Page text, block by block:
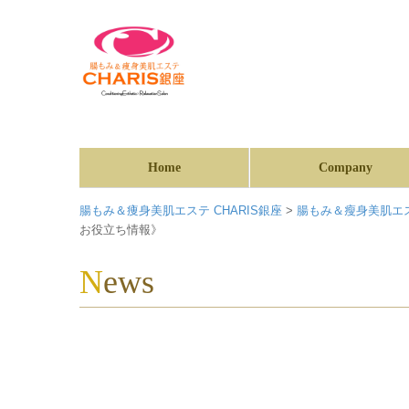
Home Company
腸もみ＆痩身美肌エステ CHARIS銀座 > 腸もみ＆瘦身美肌
お役立ち情報》
News